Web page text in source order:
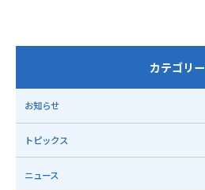
カテゴリー
お知らせ
トピックス
ニュース